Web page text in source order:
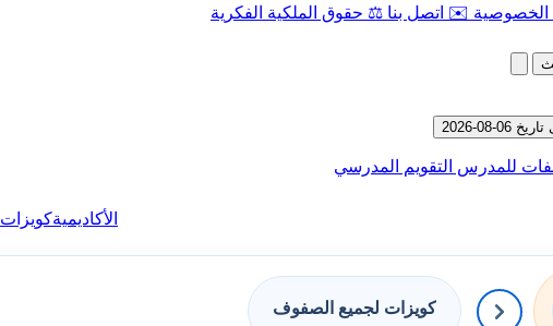
✉️ اتصل بنا ⚖️ حقوق الملكية الفكرية
2026
للمدرس التقويم المدرسي
الأكاديميةكويزات
كويزات لجميع الصفوف